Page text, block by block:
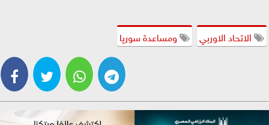
الاتحاد الاوربي ومساعدة سوريا